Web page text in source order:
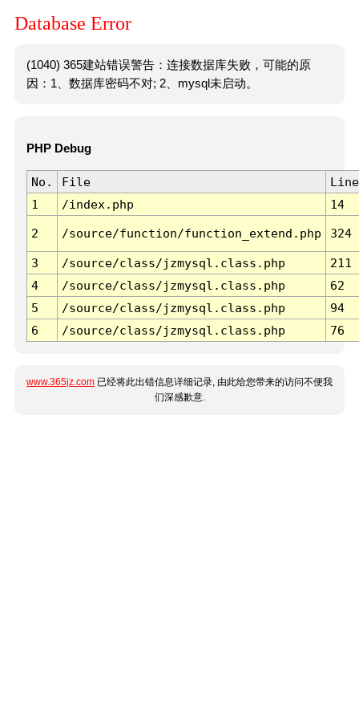
Database Error
(1040) 365建站错误警告：连接数据库失败，可能的原
因：1、数据库密码不对; 2、mysql未启动。
PHP Debug
No. File
Line
1
/index.php 14
2 /source/function/function_extend.php 324
3 /source/class/jzmysql.class.php
211
4
/source/class/jzmysql.class.php
62
5
/source/class/jzmysql.class.php
94
6
/source/class/jzmysql.class.php 76
www.365jz.com 已经将此出错信息详细记录, 由此给您带来的访问不便我
们深感歉意.